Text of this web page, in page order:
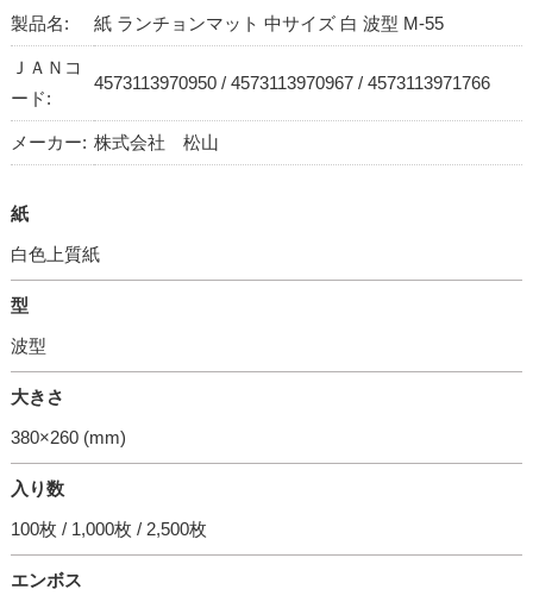
製品名: 紙 ランチョンマット 中サイズ 白 波型 M-55
ＪＡＮコ
ード:
4573113970950 / 4573113970967 / 4573113971766
メーカー: 株式会社 松山
紙
白色上質紙
型
波型
大きさ
380×260 (mm)
入り数
100枚 / 1,000枚 / 2,500枚
エンボス